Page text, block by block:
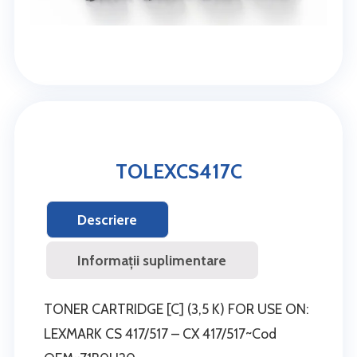
TOLEXCS417C
Descriere
Informații suplimentare
TONER CARTRIDGE [C] (3,5 K) FOR USE ON:
LEXMARK CS 417/517 – CX 417/517~Cod